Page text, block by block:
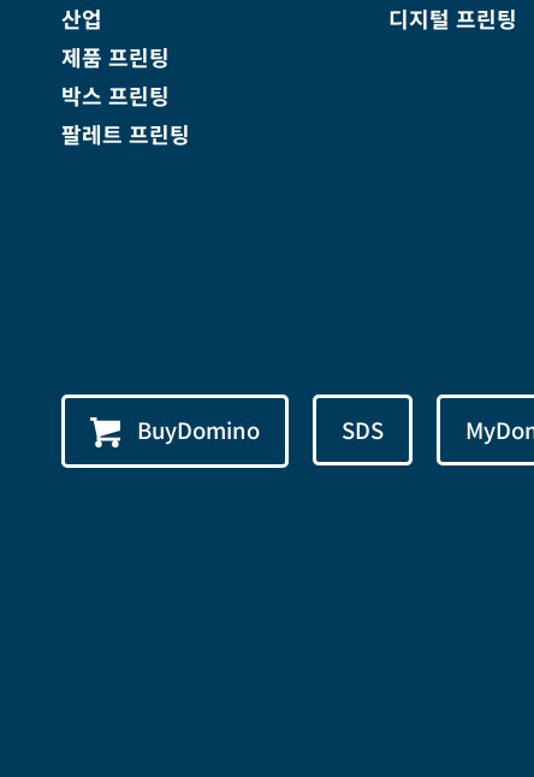
산업
제품 프린팅
박스 프린팅
팔레트 프린팅
디지털 프린팅
BuyDomino SDS